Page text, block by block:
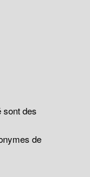
sont des
de